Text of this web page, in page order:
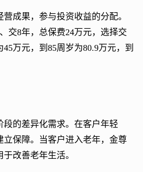
成果，参与投资收益的分配。
交8年，总保费24万元，选择交
万元，到85周岁为80.9万元，到
的差异化需求。在客户年轻
保障。当客户进入老年，金尊
改善老年生活。